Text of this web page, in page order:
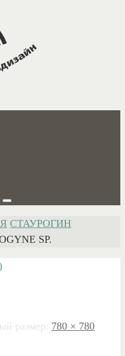
Поиск
СТАУРОГИН
SP.
размер: 780 × 780